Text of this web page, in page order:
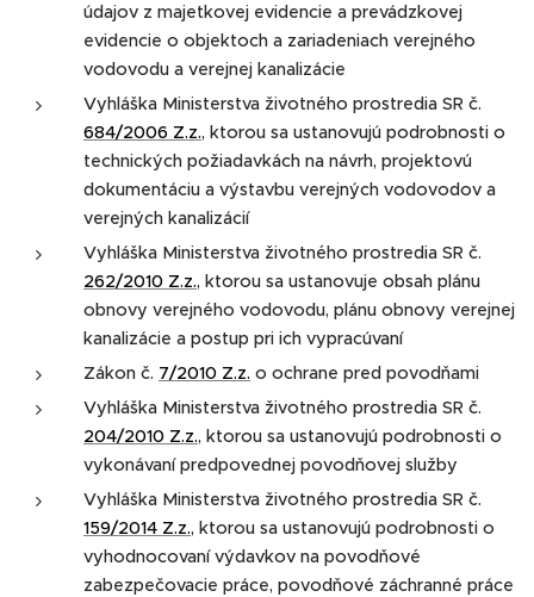
údajov z majetkovej evidencie a prevádzkovej
evidencie o objektoch a zariadeniach verejného
vodovodu a verejnej kanalizácie
Vyhláška Ministerstva životného prostredia SR č.
684/2006 Z.z., ktorou sa ustanovujú podrobnosti o
technických požiadavkách na návrh, projektovú
dokumentáciu a výstavbu verejných vodovodov a
verejných kanalizácií
Vyhláška Ministerstva životného prostredia SR č.
262/2010 Z.z., ktorou sa ustanovuje obsah plánu
obnovy verejného vodovodu, plánu obnovy verejnej
kanalizácie a postup pri ich vypracúvaní
Zákon č. 7/2010 Z.z. o ochrane pred povodňami
Vyhláška Ministerstva životného prostredia SR č.
204/2010 Z.z., ktorou sa ustanovujú podrobnosti o
vykonávaní predpovednej povodňovej služby
Vyhláška Ministerstva životného prostredia SR č.
159/2014 Z.z., ktorou sa ustanovujú podrobnosti o
vyhodnocovaní výdavkov na povodňové
zabezpečovacie práce, povodňové záchranné práce